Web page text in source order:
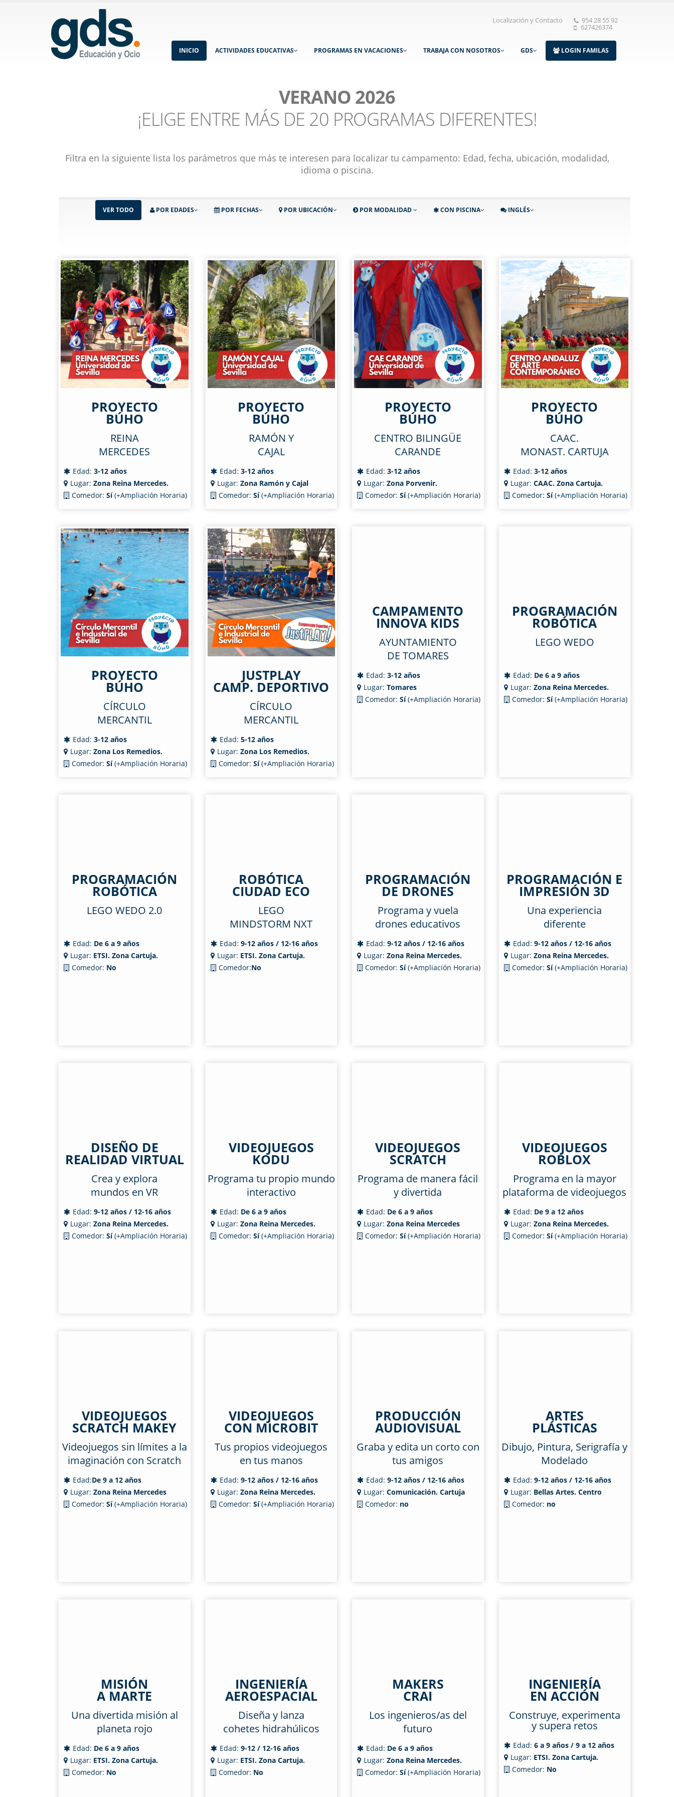
Localización y Contacto
954 28 55 92
627426374
INICIO ACTIVIDADES EDUCATIVAS PROGRAMAS EN VACACIONES TRABAJA CON NOSOTROS GDS LOGIN FAMILAS
VERANO 2026
¡ELIGE ENTRE MÁS DE 20 PROGRAMAS DIFERENTES!
Filtra en la siguiente lista los parámetros que más te interesen para localizar tu campamento: Edad, fecha, ubicación, modalidad,
idioma o piscina.
VER TODO POR EDADES POR FECHAS POR UBICACIÓN POR MODALIDAD CON PISCINA INGLÉS
PROYECTO
BÚHO
REINA
MERCEDES
Edad: 3-12 años
Lugar: Zona Reina Mercedes.
Comedor: Sí(+Ampliación Horaria)
PROYECTO
BÚHO
RAMÓN Y
CAJAL
Edad: 3-12 años
Lugar: Zona Ramón y Cajal
Comedor: Sí(+Ampliación Horaria)
PROYECTO
BÚHO
CENTRO BILINGÜE
CARANDE
Edad: 3-12 años
Lugar: Zona Porvenir.
Comedor: Sí(+Ampliación Horaria)
PROYECTO
BÚHO
CAAC.
MONAST. CARTUJA
Edad: 3-12 años
Lugar: CAAC. Zona Cartuja.
Comedor: Sí(+Ampliación Horaria)
PROYECTO
BÚHO
CÍRCULO
MERCANTIL
Edad: 3-12 años
Lugar: Zona Los Remedios.
Comedor: Sí(+Ampliación Horaria)
JUSTPLAY
CAMP. DEPORTIVO
CÍRCULO
MERCANTIL
Edad: 5-12 años
Lugar: Zona Los Remedios.
Comedor: Sí(+Ampliación Horaria)
CAMPAMENTO
INNOVA KIDS
AYUNTAMIENTO
DE TOMARES
Edad: 3-12 años
Lugar: Tomares
Comedor: Sí(+Ampliación Horaria)
PROGRAMACIÓN
ROBÓTICA
LEGO WEDO
Edad: De 6 a 9 años
Lugar: Zona Reina Mercedes.
Comedor: Sí(+Ampliación Horaria)
PROGRAMACIÓN
ROBÓTICA
LEGO WEDO 2.0
Edad: De 6 a 9 años
Lugar: ETSI. Zona Cartuja.
Comedor: No
ROBÓTICA
CIUDAD ECO
LEGO
MINDSTORM NXT
Edad: 9-12 años / 12-16 años
Lugar: ETSI. Zona Cartuja.
Comedor:No
PROGRAMACIÓN
DE DRONES
Programa y vuela
drones educativos
Edad: 9-12 años / 12-16 años
Lugar: Zona Reina Mercedes.
Comedor: Sí(+Ampliación Horaria)
PROGRAMACIÓN E
IMPRESIÓN 3D
Una experiencia
diferente
Edad: 9-12 años / 12-16 años
Lugar: Zona Reina Mercedes.
Comedor: Sí(+Ampliación Horaria)
DISEÑO DE
REALIDAD VIRTUAL
Crea y explora
mundos en VR
Edad: 9-12 años / 12-16 años
Lugar: Zona Reina Mercedes.
Comedor: Sí(+Ampliación Horaria)
VIDEOJUEGOS
KODU
Programa tu propio mundo
interactivo
Edad: De 6 a 9 años
Lugar: Zona Reina Mercedes.
Comedor: Sí(+Ampliación Horaria)
VIDEOJUEGOS
SCRATCH
Programa de manera fácil
y divertida
Edad: De 6 a 9 años
Lugar: Zona Reina Mercedes
Comedor: Sí(+Ampliación Horaria)
VIDEOJUEGOS
ROBLOX
Programa en la mayor
plataforma de videojuegos
Edad: De 9 a 12 años
Lugar: Zona Reina Mercedes.
Comedor: Sí(+Ampliación Horaria)
VIDEOJUEGOS
SCRATCH MAKEY
Videojuegos sin límites a la
imaginación con Scratch
Edad:De 9 a 12 años
Lugar: Zona Reina Mercedes
Comedor: Sí(+Ampliación Horaria)
VIDEOJUEGOS
CON MICROBIT
Tus propios videojuegos
en tus manos
Edad: 9-12 años / 12-16 años
Lugar: Zona Reina Mercedes.
Comedor: Sí(+Ampliación Horaria)
PRODUCCIÓN
AUDIOVISUAL
Graba y edita un corto con
tus amigos
Edad: 9-12 años / 12-16 años
Lugar: Comunicación. Cartuja
Comedor: no
ARTES
PLÁSTICAS
Dibujo, Pintura, Serigrafía y
Modelado
Edad: 9-12 años / 12-16 años
Lugar: Bellas Artes. Centro
Comedor: no
MISIÓN
A MARTE
Una divertida misión al
planeta rojo
Edad: De 6 a 9 años
Lugar: ETSI. Zona Cartuja.
Comedor: No
INGENIERÍA
AEROESPACIAL
Diseña y lanza
cohetes hidrahúlicos
Edad: 9-12 / 12-16 años
Lugar: ETSI. Zona Cartuja.
Comedor: No
MAKERS
CRAI
Los ingenieros/as del
futuro
Edad: De 6 a 9 años
Lugar: Zona Reina Mercedes.
Comedor: Sí(+Ampliación Horaria)
INGENIERÍA
EN ACCIÓN
Construye, experimenta
y supera retos
Edad: 6 a 9 años / 9 a 12 años
Lugar: ETSI. Zona Cartuja.
Comedor: No